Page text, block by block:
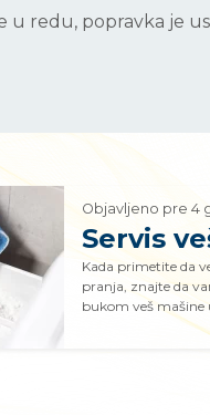
u redu, popravka je
Objavljeno pre 4
Servis
Kada primetite da
pranja, znajte da
bukom veš mašine